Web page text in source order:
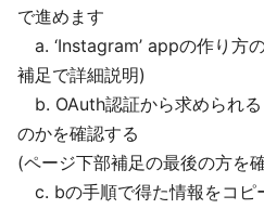
で進めます
a. ‘Instagram’ appの作り方
補足で詳細説明)
b. OAuth認証から求められ
のかを確認する
(ページ下部補足の最後の方を
c. bの手順で得た情報をコピ